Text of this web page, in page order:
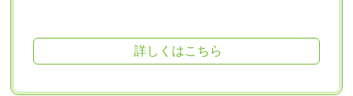
詳しくはこちら